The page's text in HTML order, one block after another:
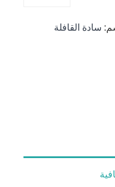
سادة القافلة